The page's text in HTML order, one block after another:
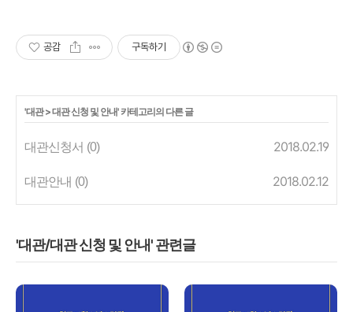
공감 구독하기
'대관>대관 신청 및 안내' 카테고리의 다른 글
대관신청서 (0) 2018.02.19
대관안내 (0) 2018.02.12
'대관/대관 신청 및 안내' 관련글